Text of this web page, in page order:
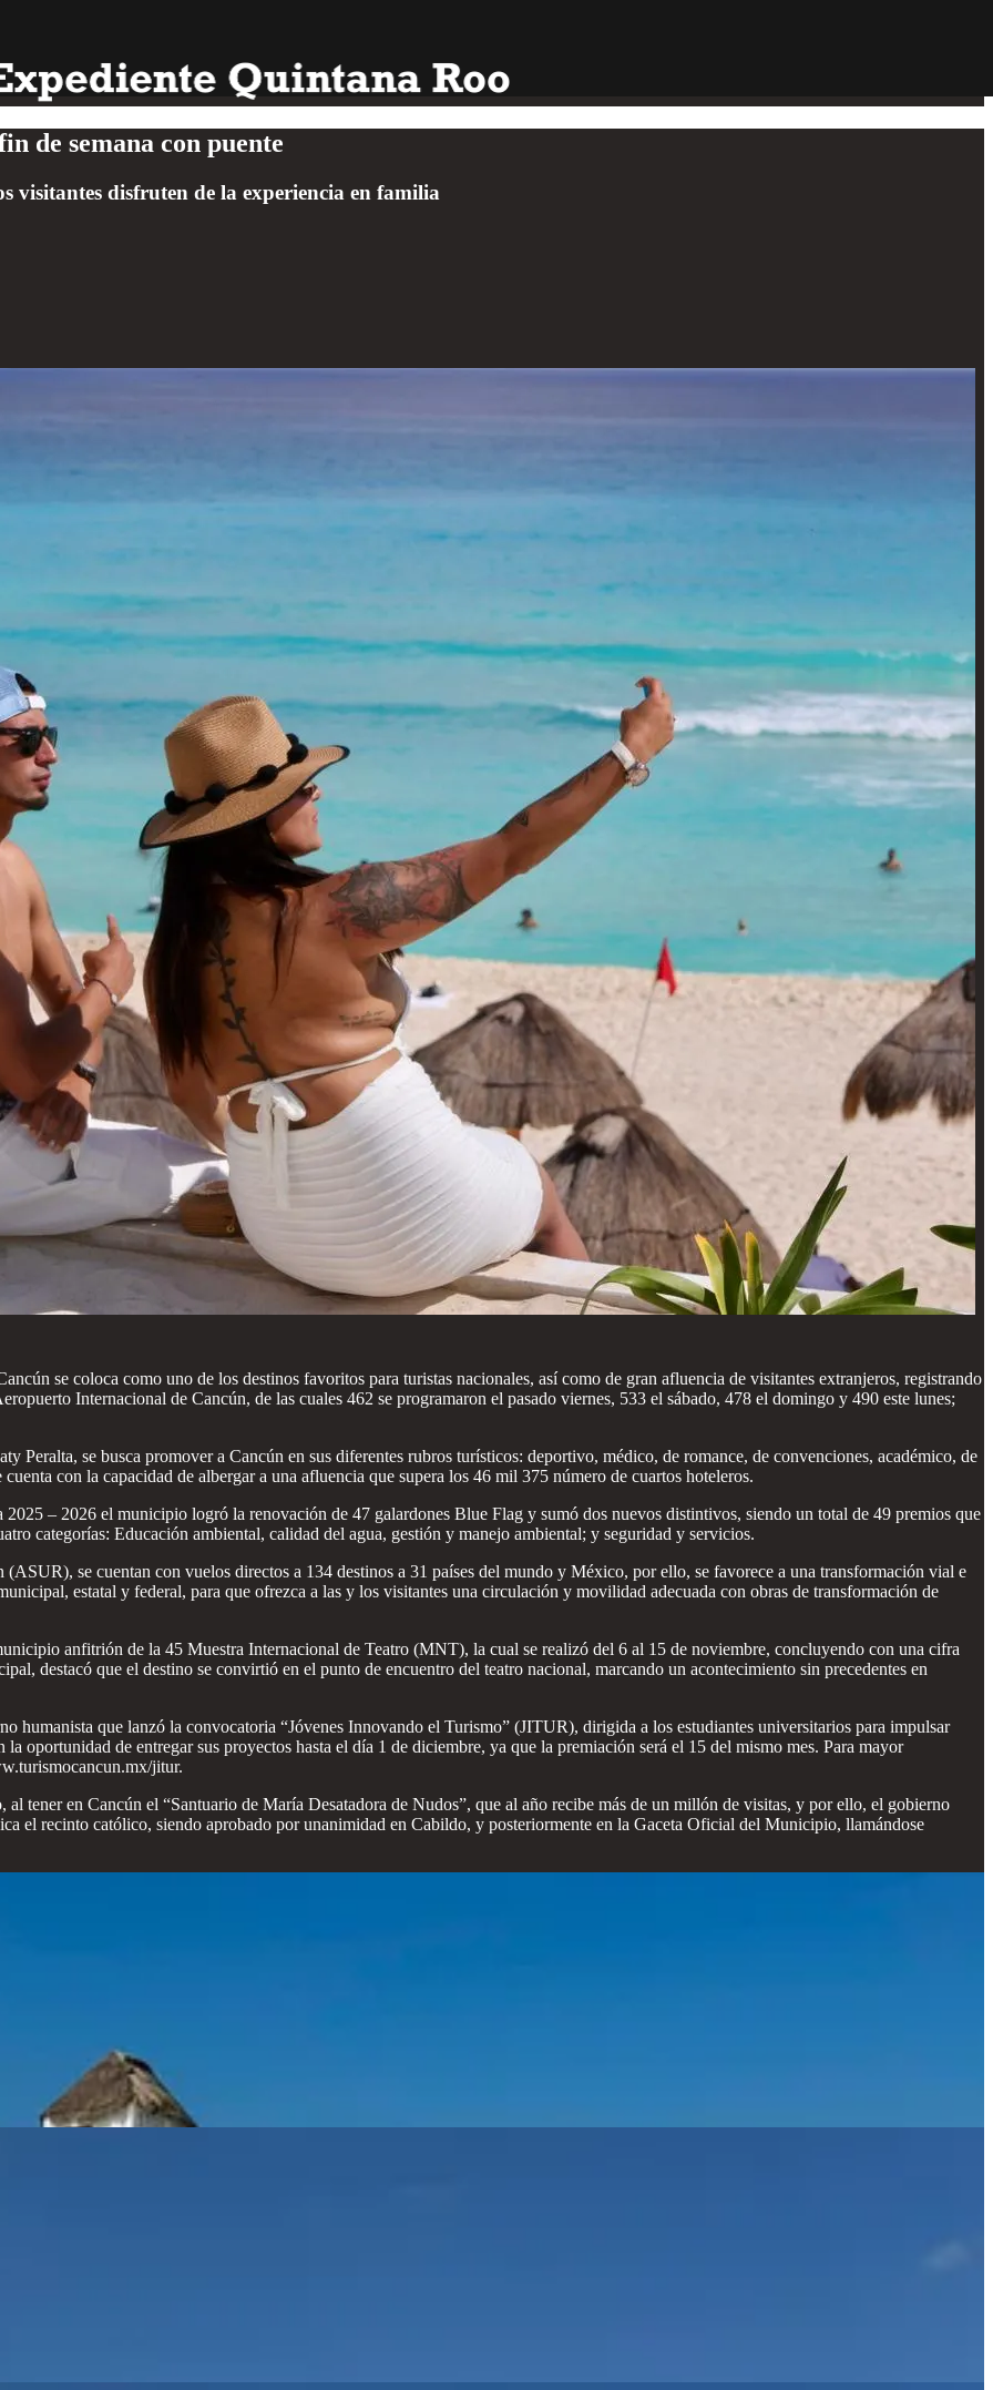
de semana con puente
visitantes disfruten de la experiencia en familia
se coloca como uno de los destinos favoritos para turistas nacionales, así como de gran afluencia de visitantes extranjeros, registrando
Internacional de Cancún, de las cuales 462 se programaron el pasado viernes, 533 el sábado, 478 el domingo y 490 este lunes;
Peralta, se busca promover a Cancún en sus diferentes rubros turísticos: deportivo, médico, de romance, de convenciones, académico, de
con la capacidad de albergar a una afluencia que supera los 46 mil 375 número de cuartos hoteleros.
– 2026 el municipio logró la renovación de 47 galardones Blue Flag y sumó dos nuevos distintivos, siendo un total de 49 premios que
categorías: Educación ambiental, calidad del agua, gestión y manejo ambiental; y seguridad y servicios.
se cuentan con vuelos directos a 134 destinos a 31 países del mundo y México, por ello, se favorece a una transformación vial e
estatal y federal, para que ofrezca a las y los visitantes una circulación y movilidad adecuada con obras de transformación de
anfitrión de la 45 Muestra Internacional de Teatro (MNT), la cual se realizó del 6 al 15 de noviembre, concluyendo con una cifra
destacó que el destino se convirtió en el punto de encuentro del teatro nacional, marcando un acontecimiento sin precedentes en
humanista que lanzó la convocatoria “Jóvenes Innovando el Turismo” (JITUR), dirigida a los estudiantes universitarios para impulsar
oportunidad de entregar sus proyectos hasta el día 1 de diciembre, ya que la premiación será el 15 del mismo mes. Para mayor
jitur.
tener en Cancún el “Santuario de María Desatadora de Nudos”, que al año recibe más de un millón de visitas, y por ello, el gobierno
el recinto católico, siendo aprobado por unanimidad en Cabildo, y posteriormente en la Gaceta Oficial del Municipio, llamándose